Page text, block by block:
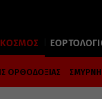
ΚΟΣΜΟΣ
ΟΡΘΟΔΟΞΙΑΣ ΣΜΥΡΝΗ